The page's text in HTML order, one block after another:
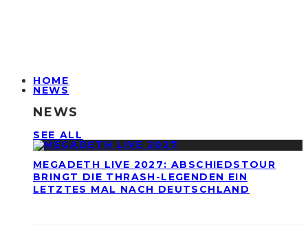
HOME
NEWS
NEWS
SEE ALL
MEGADETH LIVE 2027: ABSCHIEDSTOUR
BRINGT DIE THRASH-LEGENDEN EIN
LETZTES MAL NACH DEUTSCHLAND